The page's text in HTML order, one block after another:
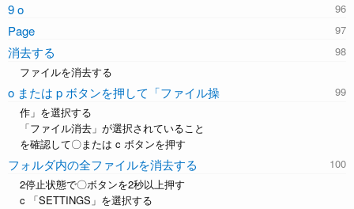
9 o
Page
消去する
ファイルを消去する
o または p ボタンを押して「ファイル操
作」を選択する
「ファイル消去」が選択されていること
を確認して〇または c ボタンを押す
フォルダ内の全ファイルを消去する
2停止状態で〇ボタンを2秒以上押す
c 「SETTINGS」を選択する